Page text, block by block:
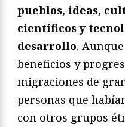
pueblos, ideas,
científicos y
desarrollo.
beneficios y
migraciones de
personas que
con otros grupos